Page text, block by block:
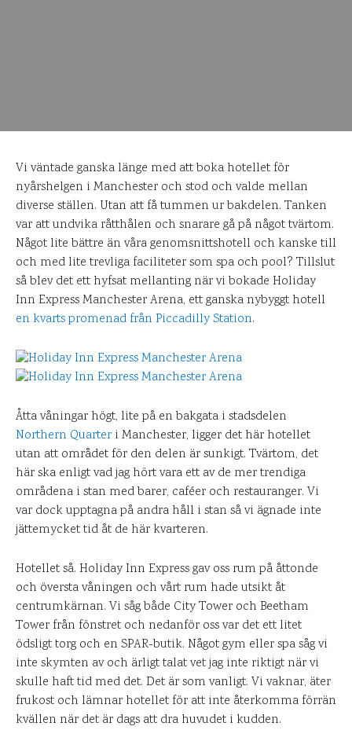
Vi väntade ganska länge med att boka hotellet för
nyårshelgen i Manchester och stod och valde mellan
diverse ställen. Utan att få tummen ur bakdelen. Tanken
var att undvika råtthålen och snarare gå på något tvärtom.
Något lite bättre än våra genomsnittshotell och kanske till
och med lite trevliga faciliteter som spa och pool? Tillslut
så blev det ett hyfsat mellanting när vi bokade Holiday
Inn Express Manchester Arena, ett ganska nybyggt hotell
en kvarts promenad från Piccadilly Station.
Åtta våningar högt, lite på en bakgata i stadsdelen
Northern Quarter i Manchester, ligger det här hotellet
utan att området för den delen är sunkigt. Tvärtom, det
här ska enligt vad jag hört vara ett av de mer trendiga
områdena i stan med barer, caféer och restauranger. Vi
var dock upptagna på andra håll i stan så vi ägnade inte
jättemycket tid åt de här kvarteren.
Hotellet så. Holiday Inn Express gav oss rum på åttonde
och översta våningen och vårt rum hade utsikt åt
centrumkärnan. Vi såg både City Tower och Beetham
Tower från fönstret och nedanför oss var det ett litet
ödsligt torg och en SPAR-butik. Något gym eller spa såg vi
inte skymten av och ärligt talat vet jag inte riktigt när vi
skulle haft tid med det. Det är som vanligt. Vi vaknar, äter
frukost och lämnar hotellet för att inte återkomma förrän
kvällen när det är dags att dra huvudet i kudden.